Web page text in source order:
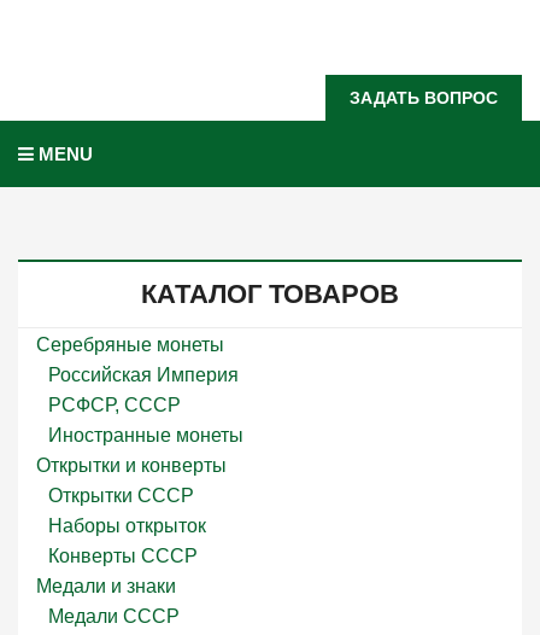
ЗАДАТЬ ВОПРОС
MENU
КАТАЛОГ ТОВАРОВ
Серебряные монеты
Российская Империя
РСФСР, СССР
Иностранные монеты
Открытки и конверты
Открытки СССР
Наборы открыток
Конверты СССР
Медали и знаки
Медали СССР